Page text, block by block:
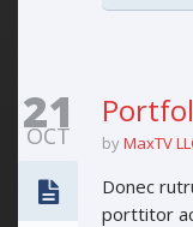
21
OCT byMaxTV
Donec
porttitor